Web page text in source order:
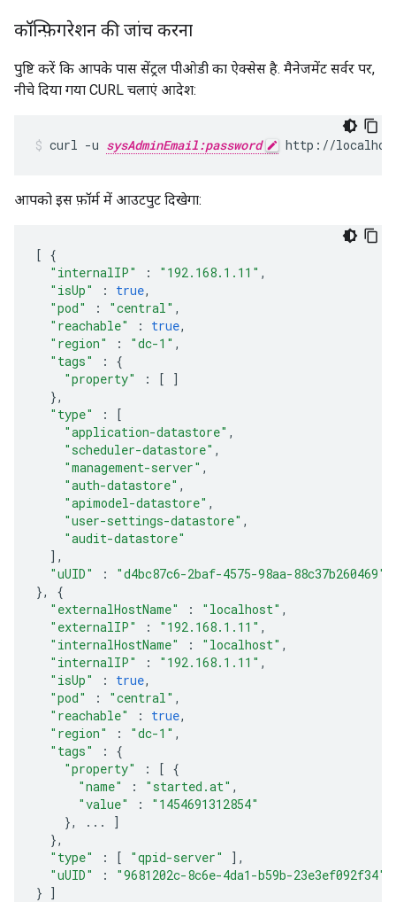
कॉन्फ़िगरेशन की जांच करना
पुष्टि करें कि आपके पास सेंट्रल पीओडी का ऐक्सेस है. मैनेजमेंट सर्वर पर,
नीचे दिया गया CURL चलाएं आदेश:
curl -u sysAdminEmail:password http://
आपको इस फ़ॉर्म में आउटपुट दिखेगा:
[ {
"internalIP"
: "192.168.1.11" ,
"isUp"
: true,
"pod"
: "central" ,
"reachable"
: true,
"region"
: "dc-1" ,
"tags"
:
{
"property"
: [
]
},
"type"
:
[
"application-datastore" ,
"scheduler-datastore" ,
"management-server" ,
"auth-datastore" ,
"apimodel-datastore" ,
"user-settings-datastore" ,
"audit-datastore"
],
"uUID"
:
"d4bc87c6-2baf-4575-98aa-88c37b260469"
},
{
"externalHostName"
: "localhost" ,
"externalIP"
: "192.168.1.11" ,
"internalHostName"
: "localhost" ,
"internalIP"
: "192.168.1.11" ,
"isUp"
: true,
"pod"
: "central" ,
"reachable"
: true,
"region"
: "dc-1" ,
"tags"
:
{
"property"
: [ {
"name"
: "started.at" ,
"value"
:
"1454691312854"
},
...
]
},
"type"
: [ "qpid-server"
],
"uUID"
:
"9681202c-8c6e-4da1-b59b-23e3ef092f34"
} ]